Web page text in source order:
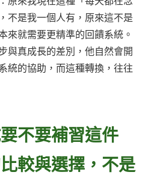
不是我一個人有，原來這不是
來就需要更精準的回饋系統。
與真成長的差別，他自然會開
統的協助，而這種轉換，往往
不要補習這件
較與選擇，不是